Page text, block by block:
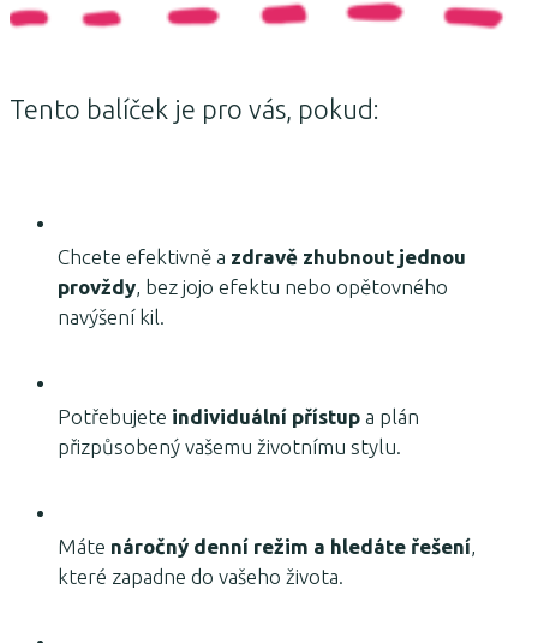
Tento balíček je pro vás, pokud:
Chcete efektivně a zdravě zhubnout jednou
provždy , bez jojo efektu nebo opětovného
navýšení kil.
Potřebujete individuální přístup a plán
přizpůsobený vašemu životnímu stylu.
Máte náročný denní režim a hledáte řešení
které zapadne do vašeho života.